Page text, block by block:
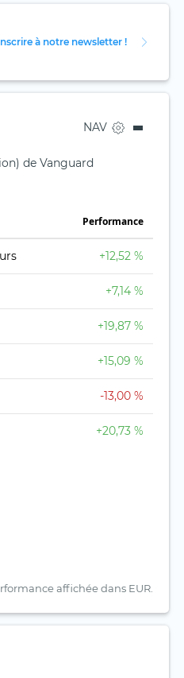
à notre newsletter !
NAV
de Vanguard
Performance
+12,52 %
+7,14 %
+19,87 %
+15,09 %
-13,00 %
+20,73 %
affichée dans EUR.